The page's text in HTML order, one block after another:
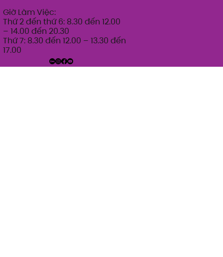
Giờ Làm Việc:
Thứ 2 đến thứ 6: 8.30 đến 12.00
– 14.00 đến 20.30
Thứ 7: 8.30 đến 12.00 – 13.30 đến
17.00